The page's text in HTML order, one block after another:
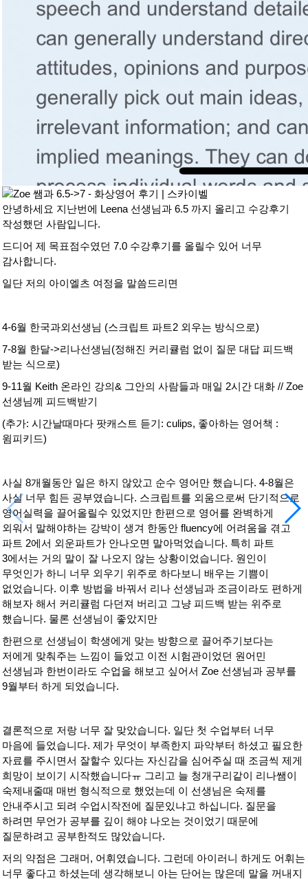
안녕하세요 지난번에 Leena 선생님과 6.5 까지 올리고 수강후기
작성했던 사람입니다.
드디어 제 목표점수였던 7.0 수강후기를 올릴수 있어 너무
감사합니다.
일단 저의 아이엘츠 여정을 말씀드리면
4-6월 한국과외선생님 (스크립트 파트2 외우는 방식으로)
7-8월 한달->리나선생님(정해진 커리큘럼 없이 질문 대답 피드백
받는 식으로)
9-11월 Keith 온라인 강의& 그안의 사람들과 매일 2시간 대화 // Zoe
선생님께 피드백받기
(추가: 시간날때마다 팟캐스트 듣기: culips, 좋아하는 영어책 :
윔피키드)
사실 8개월동안 일은 하지 않았고 순수 영어만 했습니다. 4-8월은
사실 너무 힘든 공부였습니다. 스크립트를 외움으로써 단기적으로
영어실력을 끌어올릴수 있었지만 한편으로 영어를 완벽하게
외워서 말해야하는 강박이 생겨 한동안 fluency에 어려움을 겪고
파트 2에서 외운파트가 안나오면 말아먹었습니다. 특히 파트
3에서는 거의 말이 잘 나오지 않는 상황이었습니다. 원인이
무엇인가 하니 너무 외우기 위주로 하다보니 배우는 기쁨이
없었습니다. 이후 방법을 바꿔서 리나 선생님과 조금이라도 편하게
해보자 해서 커리큘럼 다던져 버리고 그냥 피드백 받는 위주로
했습니다. 물론 선생님이 좋았지만
한편으로 선생님이 학생에게 맞는 방향으로 끌어주기보다는
저에게 맞춰주는 느낌이 들었고 이전 시험관이었던 원어민
선생님과 한번이라도 수업을 해보고 싶어서 Zoe 선생님과 공부를
9월부터 하게 되었습니다.
결론적으로 저랑 너무 잘 맞았습니다. 일단 첫 수업부터 너무
마음에 들었습니다. 제가 무엇이 부족한지 파악부터 하셨고 필요한
자료를 주시면서 잘할수 있다는 자신감을 심어주실 때 조금씩 제게
희망이 보이기 시작했습니다ㅠ 그리고 늘 청개구리같이 리나쌤이
숙제내줄때 매번 형식적으로 했었는데 이 선생님은 숙제를
안내주시고 되려 수업시작전에 질문있냐고 하십니다. 질문을
하려면 무언가 공부를 깊이 해야 나오는 것이었기 때문에
질문하려고 공부한적도 많았습니다.
저의 약점은 그래머, 어휘였습니다. 그런데 아이러니 하게도 어휘는
너무 좋다고 하셨는데 생각해보니 아는 단어는 많은데 말을 꺼내지